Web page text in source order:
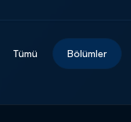
ARAMA
Tümü Bölümler